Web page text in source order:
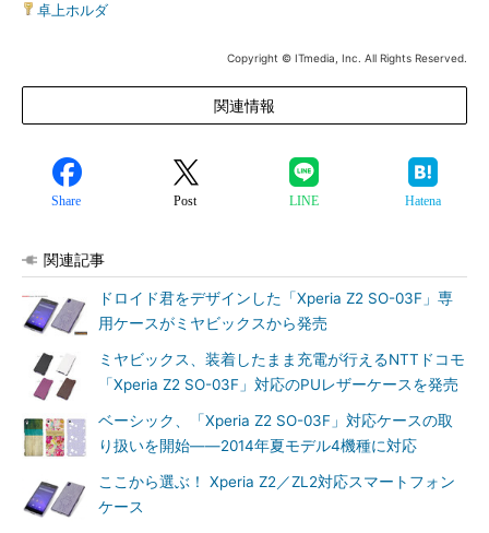
卓上ホルダ
Copyright © ITmedia, Inc. All Rights Reserved.
関連情報
Share Post LINE Hatena
関連記事
ドロイド君をデザインした「Xperia Z2 SO-03F」専
用ケースがミヤビックスから発売
ミヤビックス、装着したまま充電が行えるNTTドコモ
「Xperia Z2 SO-03F」対応のPUレザーケースを発売
ベーシック、「Xperia Z2 SO-03F」対応ケースの取
り扱いを開始――2014年夏モデル4機種に対応
ここから選ぶ！ Xperia Z2／ZL2対応スマートフォン
ケース